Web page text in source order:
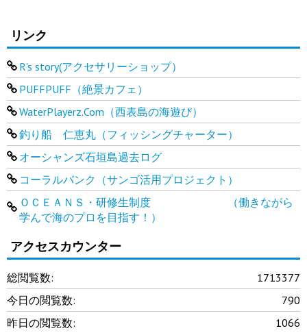
リンク
R's story(アクセサリーショップ）
PUFFPUFF（絶景カフェ）
WaterPlayerz.Com（西表島の海遊び）
釣り船 仁恵丸（フィッシングチャーター）
オーシャンズ石垣島過去ログ
コーラルバンク（サンゴ活用プロジェクト）
ＯＣＥＡＮＳ・研修生制度 （働きながら
学んで海のプロを目指す！）
アクセスカウンター
1713377
総閲覧数:
790
今日の閲覧数:
1066
昨日の閲覧数: